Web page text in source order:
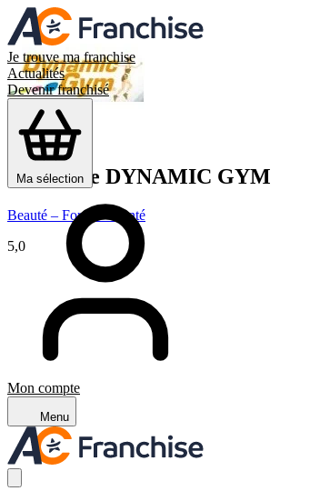
Je trouve ma franchise
Actualités
Devenir franchisé
Ma sélection
Mon compte
Menu
Franchise DYNAMIC GYM
Beauté – Forme – Santé
5,0